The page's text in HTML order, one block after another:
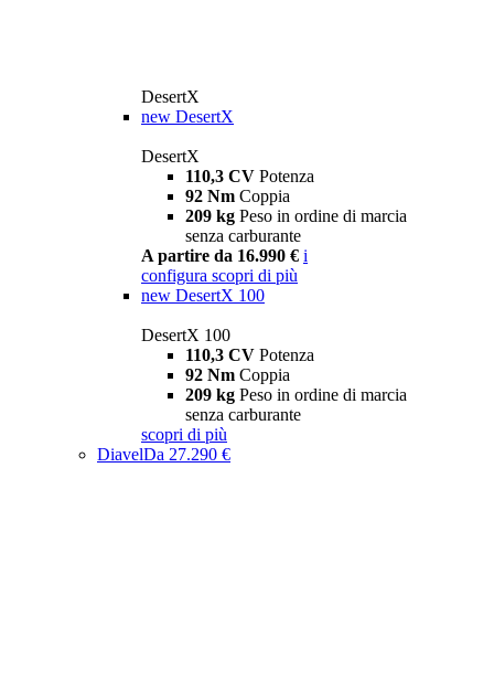
DesertX
new DesertX
DesertX
110,3 CV Potenza
92 Nm Coppia
209 kg Peso in ordine di marcia
senza carburante
A partire da 16.990 € i
configura scopri di più
new DesertX 100
DesertX 100
110,3 CV Potenza
92 Nm Coppia
209 kg Peso in ordine di marcia
senza carburante
scopri di più
DiavelDa 27.290 €